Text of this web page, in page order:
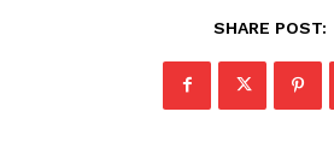
SHARE POST: